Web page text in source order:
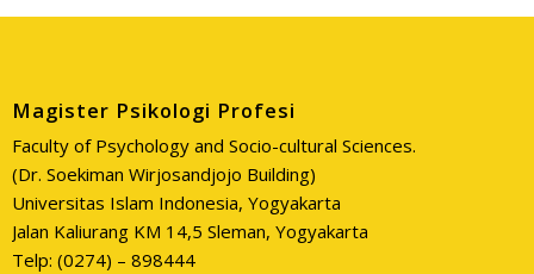
Magister Psikologi Profesi
Faculty of Psychology and Socio-cultural Sciences.
(Dr. Soekiman Wirjosandjojo Building)
Universitas Islam Indonesia, Yogyakarta
Jalan Kaliurang KM 14,5 Sleman, Yogyakarta
Telp: (0274) – 898444